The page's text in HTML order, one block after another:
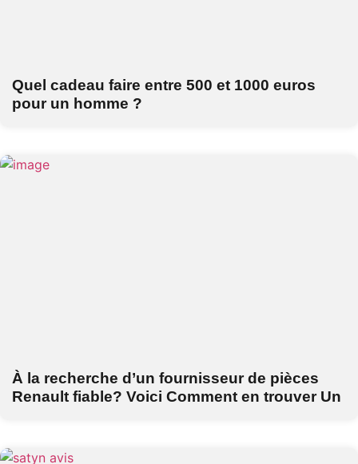
Quel cadeau faire entre 500 et 1000 euros
pour un homme ?
À la recherche d’un fournisseur de pièces
Renault fiable? Voici Comment en trouver Un